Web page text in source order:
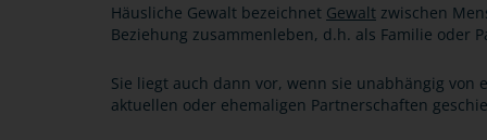
Häusliche Gewalt bezeichnet Gewalt zwischen
Beziehung zusammenleben, d.h. als Familie oder
Sie liegt auch dann vor, wenn sie unabhängig
aktuellen oder ehemaligen Partnerschaften